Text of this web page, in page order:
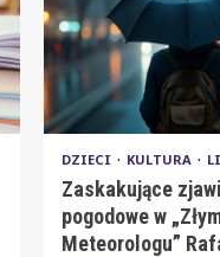
DZIECI KULTURA
Zaskakujące
pogodowe w
Meteorologu”